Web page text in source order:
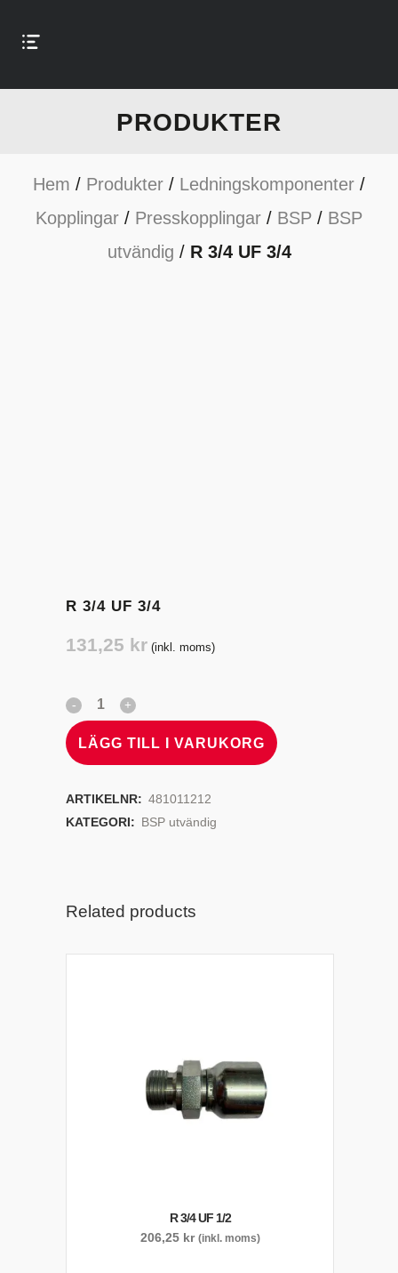
PRODUKTER
Hem / Produkter / Ledningskomponenter /
Kopplingar / Presskopplingar / BSP / BSP
utvändig / R 3/4 UF 3/4
R 3/4 UF 3/4
131,25 kr (inkl. moms)
LÄGG TILL I VARUKORG
ARTIKELNR: 481011212
KATEGORI: BSP utvändig
Related products
R 3/4 UF 1/2
206,25 kr (inkl. moms)